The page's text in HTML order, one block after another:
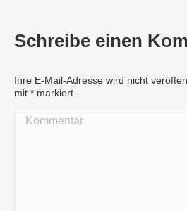
Schreibe einen
Ihre E-Mail-Adresse wird nicht
mit * markiert.
Kommentar